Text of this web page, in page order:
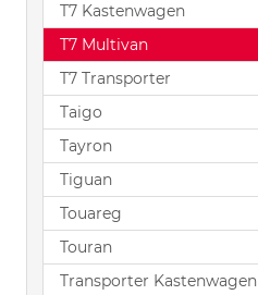
T7 Kastenwagen
T7 Multivan
T7 Transporter
Taigo
Tayron
Tiguan
Touareg
Touran
Transporter Kastenwagen